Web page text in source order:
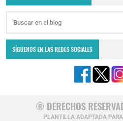
SÍGUENOS EN LAS REDES SOCIALES
® DERECHOS
PLANTILLA ADAPTADA PARA